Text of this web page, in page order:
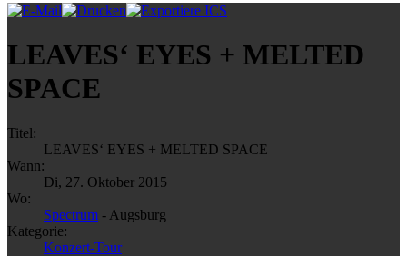
LEAVES‘ EYES + MELTED
SPACE
Titel:
LEAVES‘ EYES + MELTED SPACE
Wann:
Di, 27. Oktober 2015
Wo:
Spectrum - Augsburg
Kategorie:
Konzert-Tour